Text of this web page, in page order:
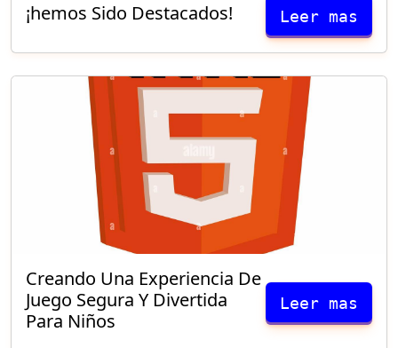
¡hemos Sido Destacados! Leer mas
Creando Una Experiencia De
Juego Segura Y Divertida
Para Niños
Leer mas